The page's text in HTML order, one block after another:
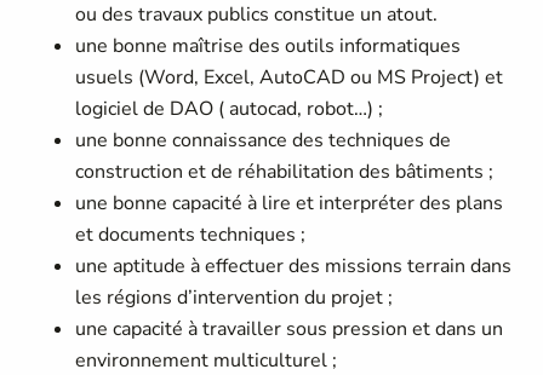
ou des travaux publics constitue un atout.
une bonne maîtrise des outils informatiques
usuels (Word, Excel, AutoCAD ou MS Project) et
logiciel de DAO ( autocad, robot…) ;
une bonne connaissance des techniques de
construction et de réhabilitation des bâtiments ;
une bonne capacité à lire et interpréter des plans
et documents techniques ;
une aptitude à effectuer des missions terrain dans
les régions d’intervention du projet ;
une capacité à travailler sous pression et dans un
environnement multiculturel ;